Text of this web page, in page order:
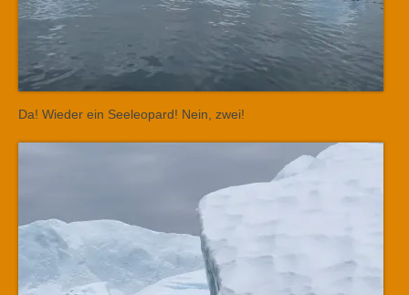
Da! Wieder ein Seeleopard! Nein, zwei!